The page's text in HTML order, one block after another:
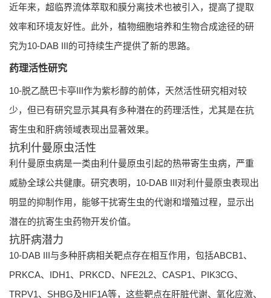
近年来，超临界流体萃取和膜分离技术也被引入，提高了提取
效率和环境友好性。此外，植物细胞培养和生物合成途径的研
究为10-DAB III的可持续生产提供了新的思路。
药理活性研究
10-脱乙酰巴卡亭III作为紫杉醇的前体，天然活性研究相对较
少，但已有研究显示其具有多种潜在的药理活性，尤其是在抗
寄生虫和肝病领域表现出显著效果。
抗利什曼原虫活性
利什曼原虫病是一类由利什曼原虫引起的热带寄生虫病，严重
威胁全球公共健康。研究表明，10-DAB III对利什曼原虫表现出
明显的抑制作用，能够干扰寄生虫的代谢和增殖过程，显示出
潜在的抗寄生虫药物开发价值。
抗肝病潜力
10-DAB III与多种肝病相关靶点存在相互作用，包括ABCB1、
PRKCA、IDH1、PRKCD、NFE2L2、CASP1、PIK3CG、
TRPV1、SHBG及HIF1A等，这些靶点在肝脏代谢、氧化应激、